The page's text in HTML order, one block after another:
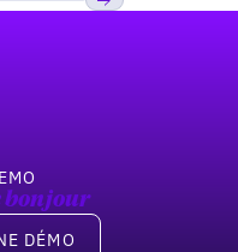
bonjour
DÉMO